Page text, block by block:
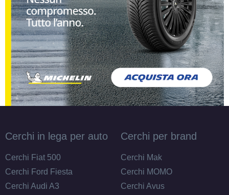
235/60 R17 106V M+S
XL
Disponibile
235/65 R17 108V M+S
XL
Disponibile
XL
Disponibile
Cerchi in lega per auto
Cerchi Fiat 500
Cerchi Ford Fiesta
Cerchi Audi A3
Cerchi per brand
Cerchi Mak
Cerchi MOMO
Cerchi Avus